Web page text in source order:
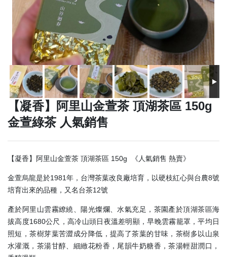
【凝香】阿里山金萱茶 頂湖茶區 150g
金萱綠茶 人氣銷售
【凝香】阿里山金萱茶 頂湖茶區 150g 《人氣銷售 熱賣》
金萱烏龍是於1981年，台灣茶葉改良廠培育，以硬枝紅心與台農8號
培育出來的品種，又名台茶12號
產於阿里山雲霧繚繞、陽光燦爛、水氣充足，茶園產於頂湖茶區海
拔高度1680公尺，高冷山頭日夜溫差明顯，早晚雲霧籠罩，平均日
照短，茶樹芽葉苦澀成分降低，提高了茶葉的甘味，茶樹多以山泉
水灌溉，茶湯甘醇、細緻花粉香，尾韻牛奶糖香，茶湯輕甜潤口，